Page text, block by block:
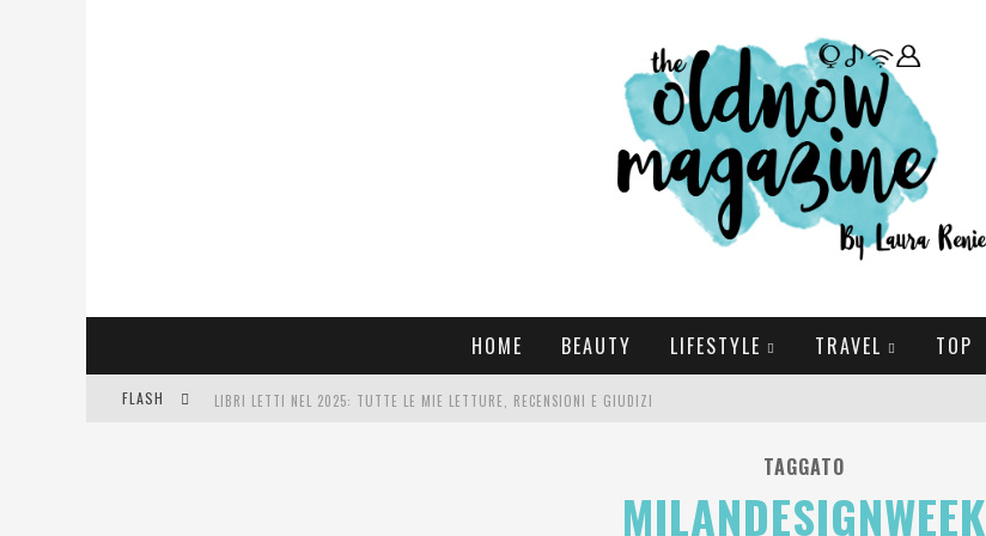
HOME BEAUTY LIFESTYLE TRAVEL TOP
FLASH LIBRI LETTI NEL 2025: TUTTE LE MIE LETTURE, RECENSIONI E GIUDIZI
TAGGATO
MILANDESIGNWEEK